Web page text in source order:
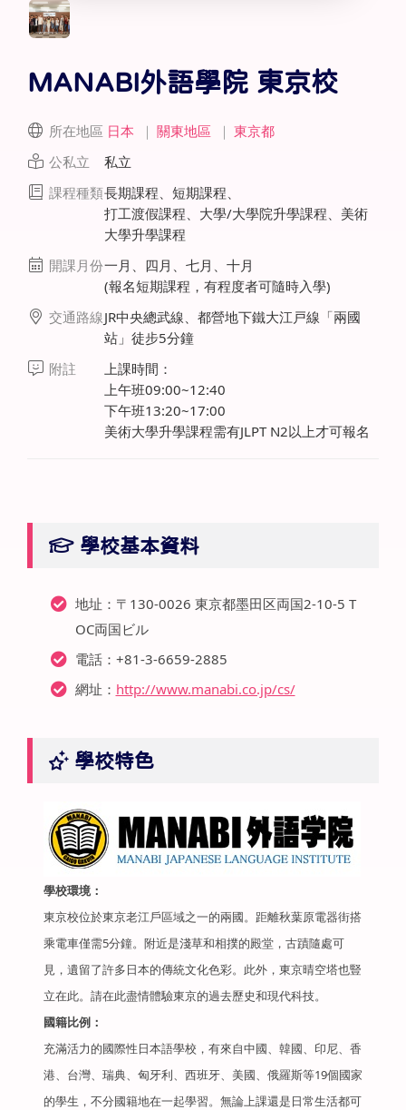
MANABI外語學院 東京校
所在地區 日本 ｜ 關東地區 ｜ 東京都
公私立
私立
課程種類長期課程、短期課程、
打工渡假課程、大學/大學院升學課程、美術
大學升學課程
開課月份一月、四月、七月、十月
(報名短期課程，有程度者可隨時入學)
交通路線JR中央總武線、都營地下鐵大江戸線「兩國
站」徒步5分鐘
附註
上課時間：
上午班09:00~12:40
下午班13:20~17:00
美術大學升學課程需有JLPT N2以上才可報名
學校基本資料
地址：〒130-0026 東京都墨田区両国2-10-5 T
OC両国ビル
電話：+81-3-6659-2885
網址： http://www.manabi.co.jp/cs/
學校特色
學校環境：
東京校位於東京老江戶區域之一的兩國。距離秋葉原電器街搭
乘電車僅需5分鐘。附近是淺草和相撲的殿堂，古蹟隨處可
見，遺留了許多日本的傳統文化色彩。此外，東京晴空塔也豎
立在此。請在此盡情體驗東京的過去歷史和現代科技。
國籍比例：
充滿活力的國際性日本語學校，有來自中國、韓國、印尼、香
港、台灣、瑞典、匈牙利、西班牙、美國、俄羅斯等19個國家
的學生，不分國籍地在一起學習。無論上課還是日常生活都可